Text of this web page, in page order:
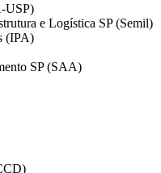
USP)
e Logística SP (Semil)
(IPA)
SP (SAA)